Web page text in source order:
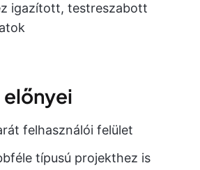
igazított, testreszabott
előnyei
felhasználói felület
típusú projekthez is